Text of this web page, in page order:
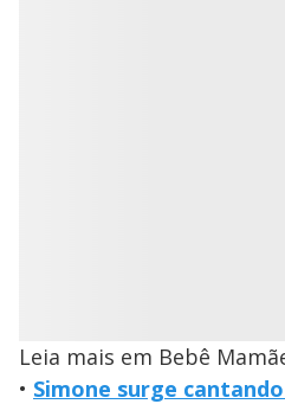
Leia mais em Bebê
• Simone surge